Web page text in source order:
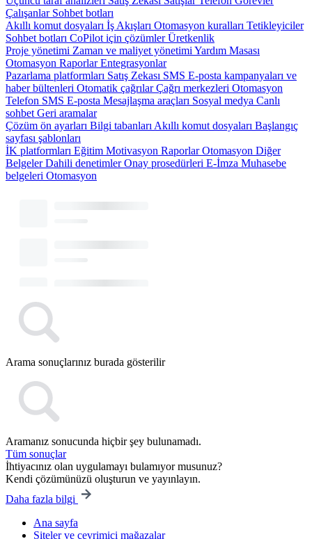
Çalışanlar Sohbet botları
Akıllı komut dosyaları İş Akışları Otomasyon kuralları Tetikleyiciler
Sohbet botları CoPilot için çözümler Üretkenlik
Proje yönetimi Zaman ve maliyet yönetimi Yardım Masası
Otomasyon Raporlar Entegrasyonlar
Pazarlama platformları Satış Zekası SMS E-posta kampanyaları ve
haber bültenleri Otomatik çağrılar Çağrı merkezleri Otomasyon
Telefon SMS E-posta Mesajlaşma araçları Sosyal medya Canlı
sohbet Geri aramalar
Çözüm ön ayarları Bilgi tabanları Akıllı komut dosyaları Başlangıç
sayfası şablonları
İK platformları Eğitim Motivasyon Raporlar Otomasyon Diğer
Belgeler Dahili denetimler Onay prosedürleri E-İmza Muhasebe
belgeleri Otomasyon
Arama sonuçlarınız burada gösterilir
Aramanız sonucunda hiçbir şey bulunamadı.
Tüm sonuçlar
İhtiyacınız olan uygulamayı bulamıyor musunuz?
Kendi çözümünüzü oluşturun ve yayınlayın.
Daha fazla bilgi
Ana sayfa
Siteler ve çevrimiçi mağazalar